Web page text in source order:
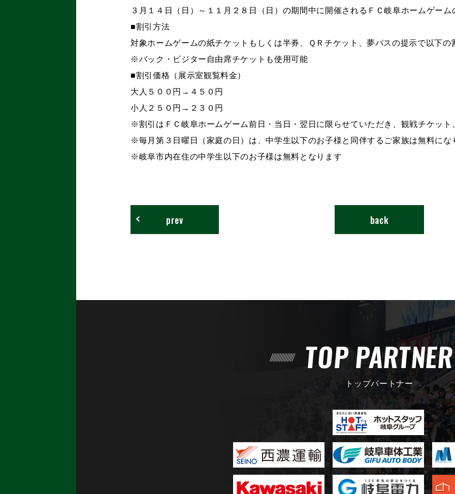
３月１４日（日）～１１月２８日（日）の期間中に開催されるＦＣ岐阜ホームゲー
■割引方法
対象ホームゲームの紙チケットもしくは半券、ＱＲチケット、夢パスの提示で以下の
※バック・ビジター自由席チケットも使用可能
■割引価格（展示室観覧料金）
大人５００円→４５０円
小人２５０円→２３０円
※割引はＦＣ岐阜ホームゲーム前日・当日・翌日に限らせていただき、観戦チケッ
※毎月第３日曜日（家庭の日）は、中学生以下のお子様と同伴するご家族は無料にな
※岐阜市内在住の中学生以下のお子様は無料となります
back
prev
TOP PARTNER
トップパートナー